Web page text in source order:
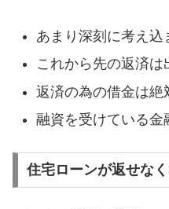
あまり深刻に考え込
これから先の返済
返済の為の借金は絶
融資を受けている金
住宅ローンが返せなく